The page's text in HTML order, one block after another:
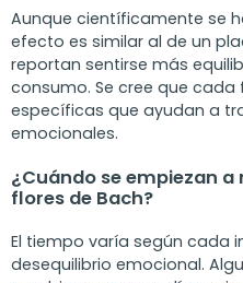
Aunque científicamente se
efecto es similar al de un
reportan sentirse más
consumo. Se cree que
específicas que ayudan a
emocionales.
¿Cuándo se empiezan
flores de Bach?
El tiempo varía según cada
desequilibrio emocional.